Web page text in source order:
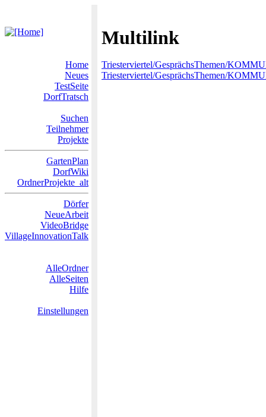
Multilink
Home
Neues
TestSeite
DorfTratsch
Suchen
Teilnehmer
Projekte
GartenPlan
DorfWiki
OrdnerProjekte_alt
Dörfer
NeueArbeit
VideoBridge
VillageInnovationTalk
AlleOrdner
AlleSeiten
Hilfe
Einstellungen
Triesterviertel/GesprächsThemen/
Triesterviertel/GesprächsThemen/